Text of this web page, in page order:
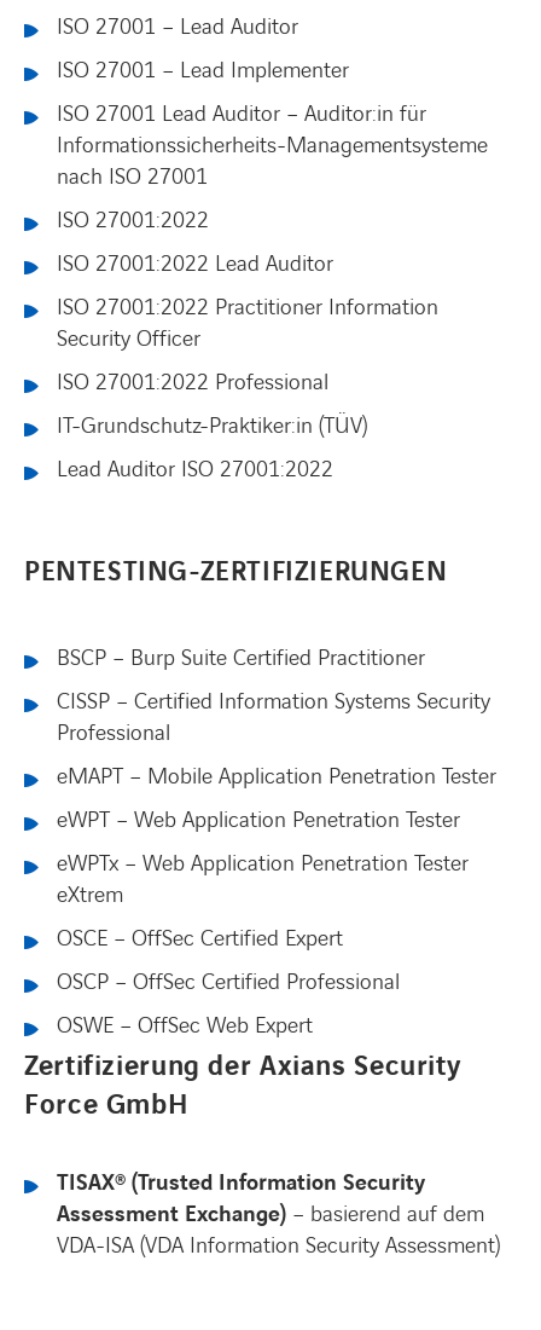
ISO 27001 – Lead Auditor
ISO 27001 – Lead Implementer
ISO 27001 Lead Auditor – Auditor:in für
Informationssicherheits-Managementsysteme
nach ISO 27001
ISO 27001:2022
ISO 27001:2022 Lead Auditor
ISO 27001:2022 Practitioner Information
Security Officer
ISO 27001:2022 Professional
IT-Grundschutz-Praktiker:in (TÜV)
Lead Auditor ISO 27001:2022
PENTESTING-ZERTIFIZIERUNGEN
BSCP – Burp Suite Certified Practitioner
CISSP – Certified Information Systems Security
Professional
eMAPT – Mobile Application Penetration Tester
eWPT – Web Application Penetration Tester
eWPTx – Web Application Penetration Tester
eXtrem
OSCE – OffSec Certified Expert
OSCP – OffSec Certified Professional
OSWE – OffSec Web Expert
Zertifizierung der Axians Security
Force GmbH
TISAX® (Trusted Information Security
Assessment Exchange) – basierend auf dem
VDA-ISA (VDA Information Security Assessment)